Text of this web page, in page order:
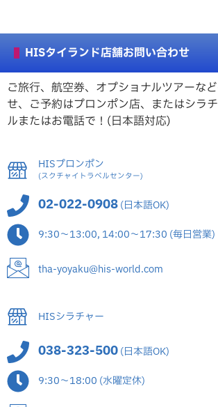
HISタイランド店舗お問い合わせ
ご旅行、航空券、オプショナルツアーな
せ、ご予約はプロンポン店、またはシラ
ルまたはお電話で！(日本語対応)
HISプロンポン
(スクチャイトラベルセンター)
02-022-0908(日本語OK)
9:30～13:00, 14:00～17:30 (毎日営業)
tha-yoyaku@his-world.com
HISシラチャー
038-323-500(日本語OK)
9:30～18:00 (水曜定休)